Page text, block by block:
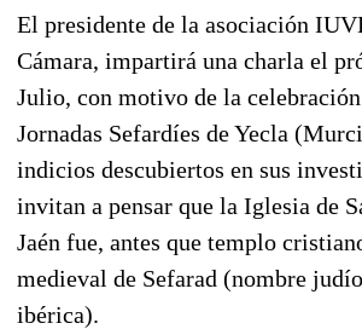
El presidente de la asociación
Cámara, impartirá una charla el
Julio, con motivo de la
Jornadas Sefardíes de Yecla
indicios descubiertos en sus
invitan a pensar que la Iglesia de
Jaén fue, antes que templo
medieval de Sefarad (nombre
ibérica).